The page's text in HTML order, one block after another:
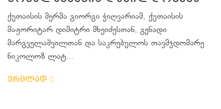
ქუთაისის მერმა გიორგი ჭიღვარიამ, ქუთაისის
მაჟორიტარ დიმიტრი მხეიძესთან, გენადი
მარგველაშვილთან და საკრებულოს თავმჯდომარე
ნიკოლოზ ლატ...
ვრცლად